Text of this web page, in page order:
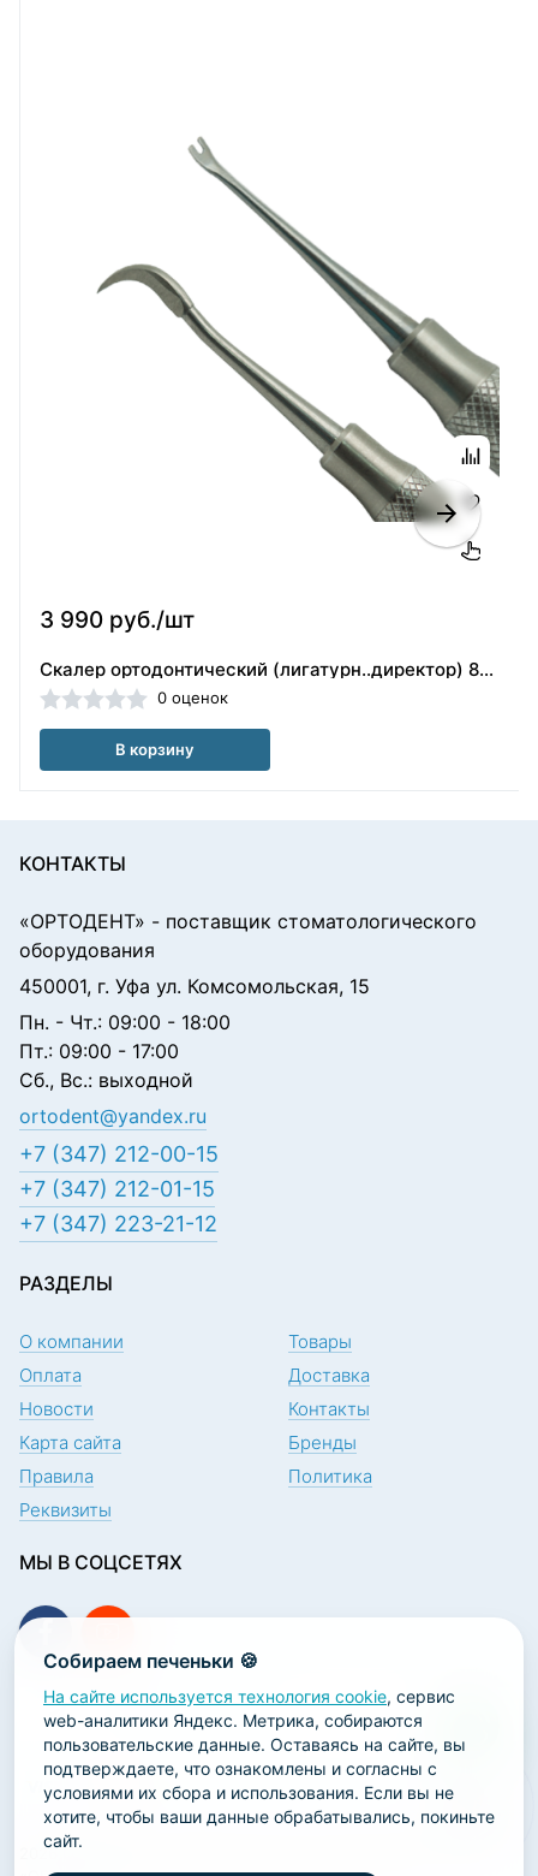
3 990 руб./шт
Скалер ортодонтический (лигатурн..директор) 803-0159 , Ormco (США)
0 оценок
В корзину
Собираем печеньки 🍪
На сайте используется технология cookie, сервис
web-аналитики Яндекс. Метрика, собираются
пользовательские данные. Оставаясь на сайте, вы
подтверждаете, что ознакомлены и согласны с
условиями их сбора и использования. Если вы не
хотите, чтобы ваши данные обрабатывались, покиньте
сайт.
КОНТАКТЫ
«ОРТОДЕНТ» - поставщик стоматологического
оборудования
450001, г. Уфа ул. Комсомольская, 15
Пн. - Чт.: 09:00 - 18:00
Пт.: 09:00 - 17:00
Сб., Вс.: выходной
ortodent@yandex.ru
+7 (347) 212-00-15
+7 (347) 212-01-15
+7 (347) 223-21-12
РАЗДЕЛЫ
О компании
Товары
Оплата
Доставка
Новости
Контакты
Карта сайта
Бренды
Правила
Политика
Реквизиты
МЫ В СОЦСЕТЯХ
ПОДПИСКА НА НОВОСТИ
2026 ООО «Научно-производственная лаборатория